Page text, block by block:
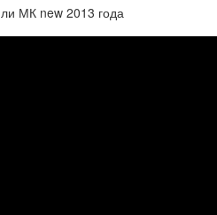
МК new 2013 года